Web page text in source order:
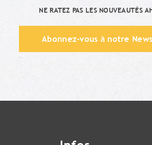
NE RATEZ PAS LES NOUVEAUTÉS
Abonnez-vous à notre